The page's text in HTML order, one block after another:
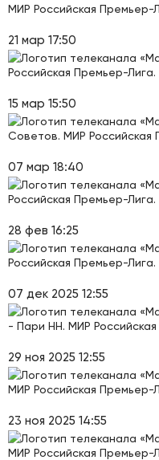
МИР Российская Премьер-
21 мар 17:50
Российская Премьер-Лига.
15 мар 15:50
Советов. МИР Российская
07 мар 18:40
Российская Премьер-Лига.
28 фев 16:25
Российская Премьер-Лига.
07 дек 2025 12:55
- Пари НН. МИР
29 ноя 2025 12:55
МИР Российская Премьер-
23 ноя 2025 14:55
МИР Российская Премьер-